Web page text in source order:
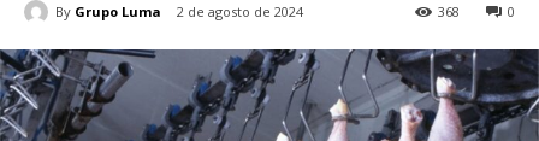
By Grupo Luma 2 de agosto de 2024 0
368